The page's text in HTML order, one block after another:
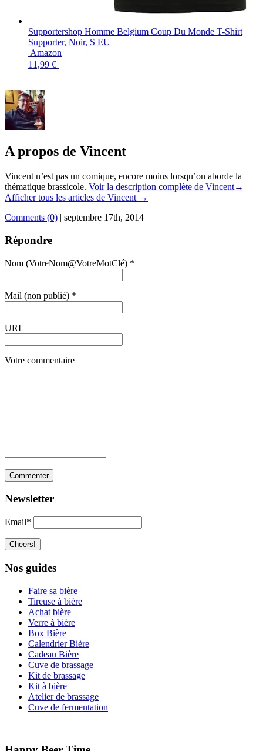
Supportershop Homme Belgium Coup Du Monde T-Shirt
Supporter, Noir, S EU
Amazon
11,99 €
A propos de Vincent
Vincent n’est pas un comique, encore moins lorsqu’on aborde la
thématique brassicole. Voir la description complète de Vincent→
Afficher tous les articles de Vincent →
Comments (0) | septembre 17th, 2014
Répondre
Nom (VotreNom@VotreMotClé) *
Mail (non publié) *
URL
Votre commentaire
Newsletter
Email*
Nos guides
Faire sa bière
Tireuse à bière
Achat bière
Verre à bière
Box Bière
Calendrier Bière
Cadeau Bière
Cuve de brassage
Kit de brassage
Kit à bière
Atelier de brassage
Cuve de fermentation